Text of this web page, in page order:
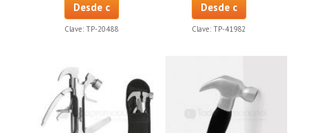
Desde c
Clave: TP-20488
Desde c
Clave: TP-41982